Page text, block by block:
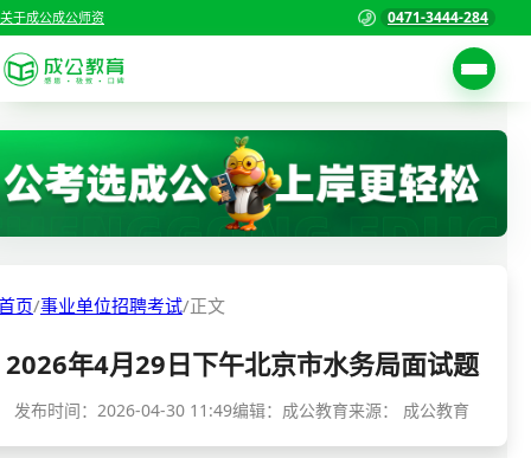
关于成公成公师资 0471-3444-284
考试公告
职位表
准考证打印
考试政策
成绩查询
首页
国家公务员考试
警察/辅警考试
页/事业单位招聘考试/正文
2026年4月29日下午北京市水务局面试题
发布时间： 2026-04-30 11:49编辑：成公教育来源： 成公教育